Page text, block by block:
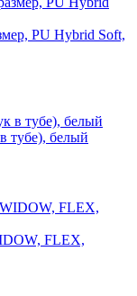
PU Hybrid Soft,
тубе), белый
FLEX,